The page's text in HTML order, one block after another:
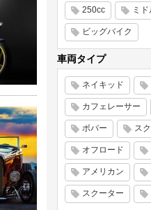
250cc ミ
ビッグバイク
車両タイプ
ネイキッド
カフェレーサー
ボバー ス
オフロード
アメリカン
スクーター